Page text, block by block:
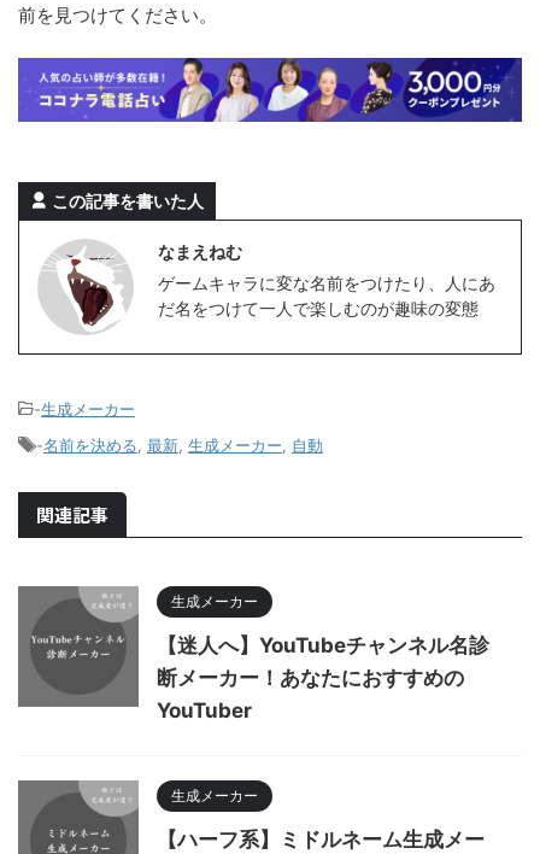
前を見つけてください。
この記事を書いた人
なまえねむ
ゲームキャラに変な名前をつけたり、人にあ
だ名をつけて一人で楽しむのが趣味の変態
-生成メーカー
-名前を決める, 最新, 生成メーカー, 自動
関連記事
生成メーカー
【迷人へ】YouTubeチャンネル名診
断メーカー！あなたにおすすめの
YouTuber
生成メーカー
【ハーフ系】ミドルネーム生成メー